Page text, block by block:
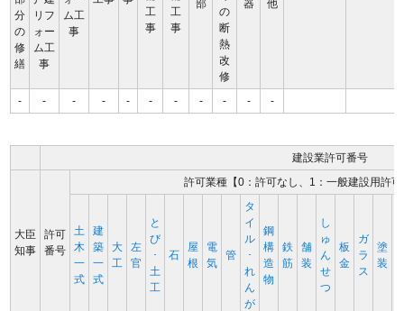
分
の
修
繕
リフ
ォー
ム工
事
ム工
事
工
事
工
事
部
の
断
熱
改
修
器
他
- - - - - - - - - - -
建設業許可番号
大臣
知事
許可
番号
許可業種【0：許可なし、1：一般建設用許
土
木
一
式
建
築
一
式
大
工
左
官
と
び
･
土
工
石
屋
根
電
気
管
タ
イ
ル
･
れ
ん
が
鋼
構
造
物
鉄
筋
舗
装
し
ゅ
ん
せ
つ
板
金
ガ
ラ
ス
塗
装